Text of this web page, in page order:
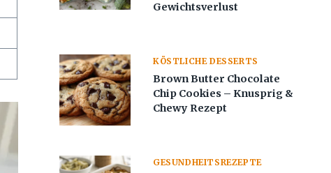
Gewichtsverlust
KÖSTLICHE DESSERTS
Brown Butter Chocolate
Chip Cookies – Knusprig &
Chewy Rezept
GESUNDHEITSREZEPTE